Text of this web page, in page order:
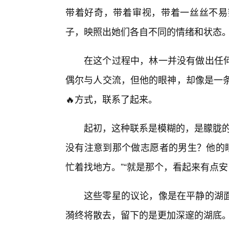
带着好奇，带着审视，带着一丝丝不
子，映照出她们各自不同的情绪和状态
在这个过程中，林一并没有做出任
偶尔与人交流，但他的眼神，却像是
🔥方式，联系了起来。
起初，这种联系是模糊的，是朦胧
没有注意到那个做志愿者的男生？他
忙着找地方。”“就是那个，看起来有点
这些零星的议论，像是在平静的湖
漪终将散去，留下的是更加深邃的湖底